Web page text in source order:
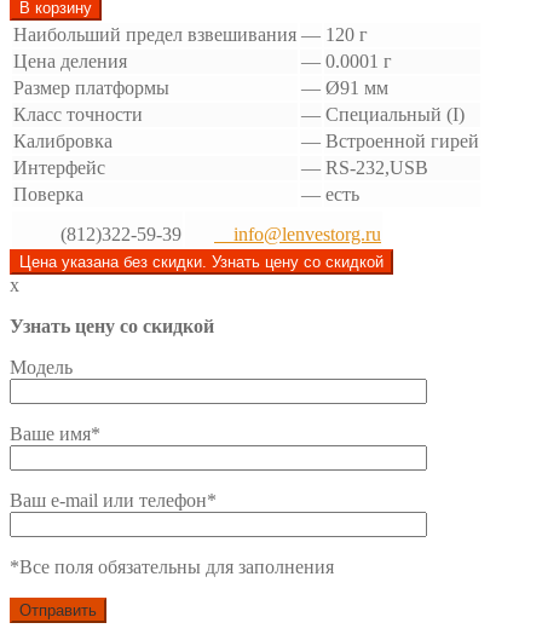
В корзину
Наибольший предел взвешивания — 120 г
Цена деления
— 0.0001 г
Размер платформы
— Ø91 мм
Класс точности
— Специальный (I)
Калибровка
— Встроенной гирей
Интерфейс
— RS-232,USB
Поверка
— есть
(812)322-59-39
info@lenvestorg.ru
Цена указана без скидки. Узнать цену со скидкой
x
Узнать цену со скидкой
Модель
Ваше имя*
Ваш e-mail или телефон*
*Все поля обязательны для заполнения